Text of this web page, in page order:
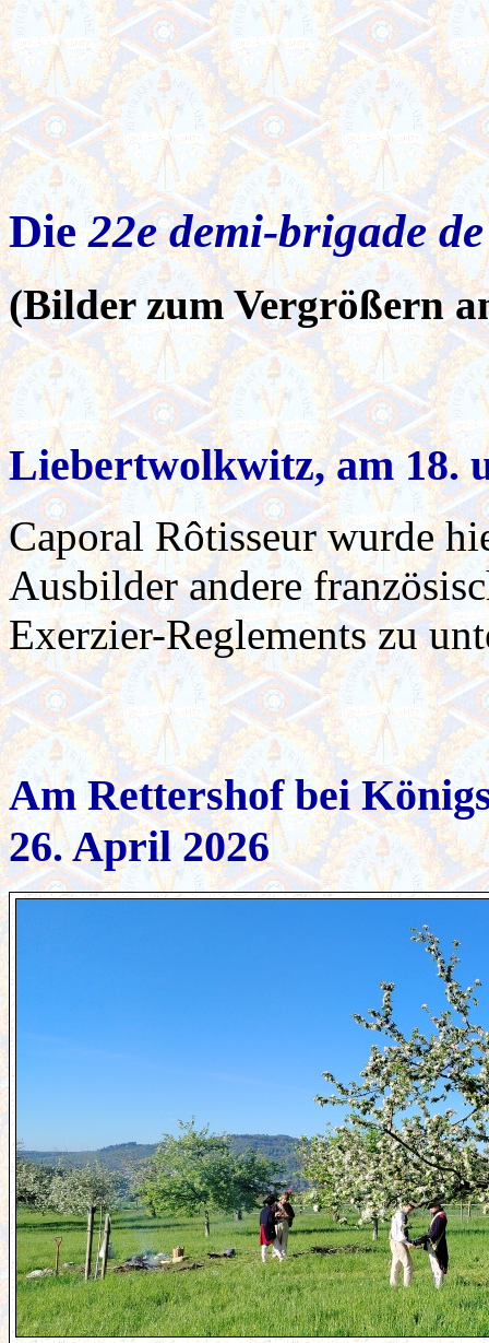
Die22e demi-brigade
(Bilder zum Vergrößern
Liebertwolkwitz, am 18.
Caporal Rôtisseur wurde
Ausbilder andere
Exerzier-Reglements zu
Am Rettershof bei
26. April 2026